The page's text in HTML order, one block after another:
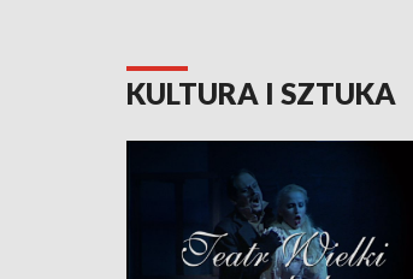
KULTURA I SZTUKA